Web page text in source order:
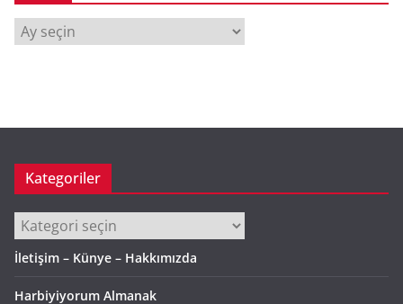
Kategoriler
Kategoriler
İletişim – Künye – Hakkımızda
Harbiyiyorum Almanak